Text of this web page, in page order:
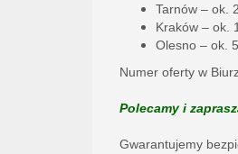
Tarnów – ok.
Kraków – ok.
Olesno – ok.
Numer oferty w
Polecamy i
Gwarantujemy